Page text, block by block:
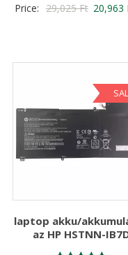
5.00
Price: 29,025Ft Original
29,025
20,963
laptop akku/
az HP HSTNN-